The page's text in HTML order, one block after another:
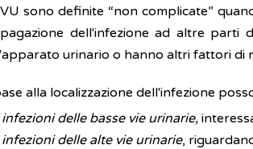
sono definite “non complicate”
dell'infezione ad altre parti
urinario o hanno altri fattori di
alla localizzazione dell'infezione
infezioni delle basse vie urinarie,
infezioni delle alte vie urinarie,